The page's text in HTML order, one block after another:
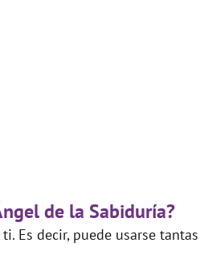
de la Sabiduría?
Es decir, puede usarse tantas